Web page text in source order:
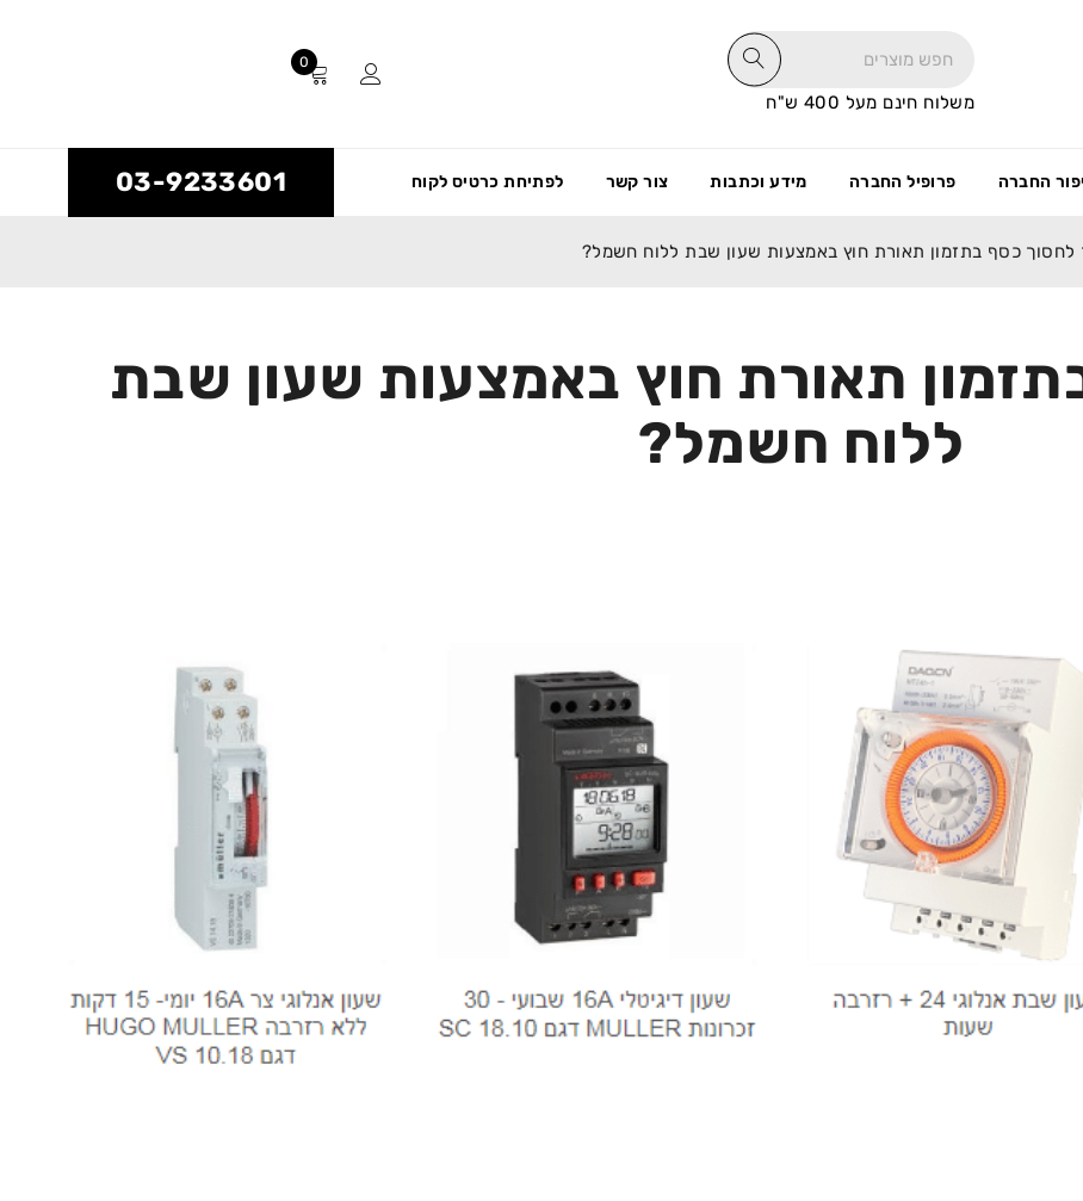
משלוח חינם מעל 400 ש"ח
0
החברה פרופיל החברה מידע וכתבות צור קשר לפתיחת כרטיס לקוח 03-9233601
לחסוך כסף בתזמון תאורת חוץ באמצעות שעון שבת ללוח חשמל?
תאורת חוץ באמצעות שעון שבת
ללוח חשמל?